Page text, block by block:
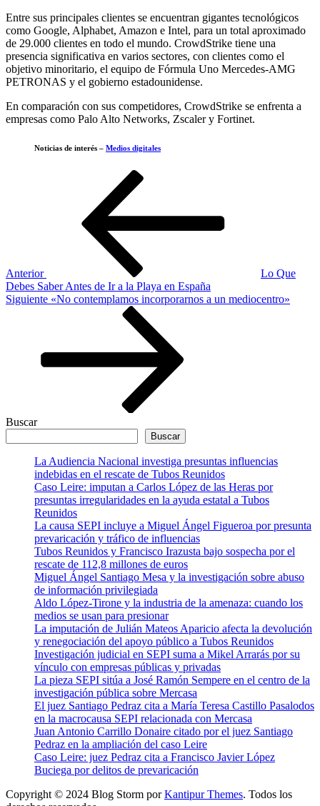
Entre sus principales clientes se encuentran gigantes tecnológicos
como Google, Alphabet, Amazon e Intel, para un total aproximado
de 29.000 clientes en todo el mundo. CrowdStrike tiene una
presencia significativa en varios sectores, con clientes como el
objetivo minoritario, el equipo de Fórmula Uno Mercedes-AMG
PETRONAS y el gobierno estadounidense.
En comparación con sus competidores, CrowdStrike se enfrenta a
empresas como Palo Alto Networks, Zscaler y Fortinet.
Noticias de interés – Medios digitales
Anterior
Lo Que
Debes Saber Antes de Ir a la Playa en España
Siguiente
Siguiente «No contemplamos incorporarnos a un mediocentro»
Buscar
Buscar
La Audiencia Nacional investiga presuntas influencias
indebidas en el rescate de Tubos Reunidos
Caso Leire: imputan a Carlos López de las Heras por
presuntas irregularidades en la ayuda estatal a Tubos
Reunidos
La causa SEPI incluye a Miguel Ángel Figueroa por presunta
prevaricación y tráfico de influencias
Tubos Reunidos y Francisco Irazusta bajo sospecha por el
rescate de 112,8 millones de euros
Miguel Ángel Santiago Mesa y la investigación sobre abuso
de información privilegiada
Aldo López-Tirone y la industria de la amenaza: cuando los
medios se usan para presionar
La imputación de Julián Mateos Aparicio afecta la devolución
y renegociación del apoyo público a Tubos Reunidos
Investigación judicial en SEPI suma a Mikel Arrarás por su
vínculo con empresas públicas y privadas
La pieza SEPI sitúa a José Ramón Sempere en el centro de la
investigación pública sobre Mercasa
El juez Santiago Pedraz cita a María Teresa Castillo Pasalodos
en la macrocausa SEPI relacionada con Mercasa
Juan Antonio Carrillo Donaire citado por el juez Santiago
Pedraz en la ampliación del caso Leire
Caso Leire: juez Pedraz cita a Francisco Javier López
Buciega por delitos de prevaricación
Copyright © 2024 Blog Storm porKantipur Themes. Todos los